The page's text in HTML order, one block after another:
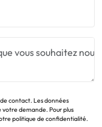
contact. Les données
demande. Pour plus
politique de confidentialité.